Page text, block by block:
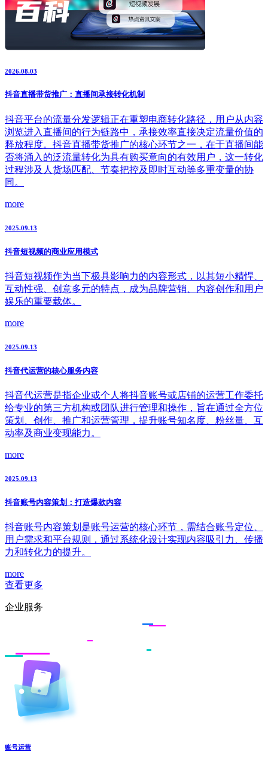
2026.08.03
抖音直播带货推广：直播间承接转化机制
抖音平台的流量分发逻辑正在重塑电商转化路径，用户从内容
浏览进入直播间的行为链路中，承接效率直接决定流量价值的
释放程度。抖音直播带货推广的核心环节之一，在于直播间能
否将涌入的泛流量转化为具有购买意向的有效用户，这一转化
过程涉及人货场匹配、节奏把控及即时互动等多重变量的协
同。
more
2025.09.13
抖音短视频的商业应用模式
抖音短视频作为当下极具影响力的内容形式，以其短小精悍、
互动性强、创意多元的特点，成为品牌营销、内容创作和用户
娱乐的重要载体。
more
2025.09.13
抖音代运营的核心服务内容
抖音代运营是指企业或个人将抖音账号或店铺的运营工作委托
给专业的第三方机构或团队进行管理和操作，旨在通过全方位
策划、创作、推广和运营管理，提升账号知名度、粉丝量、互
动率及商业变现能力。
more
2025.09.13
抖音账号内容策划：打造爆款内容
抖音账号内容策划是账号运营的核心环节，需结合账号定位、
用户需求和平台规则，通过系统化设计实现内容吸引力、传播
力和转化力的提升。
more
查看更多
企业服务
账号运营